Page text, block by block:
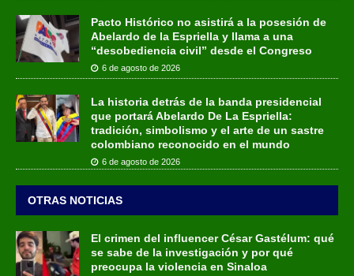
Pacto Histórico no asistirá a la posesión de
Abelardo de la Espriella y llama a una
“desobediencia civil” desde el Congreso
6 de agosto de 2026
La historia detrás de la banda presidencial
que portará Abelardo De La Espriella:
tradición, simbolismo y el arte de un sastre
colombiano reconocido en el mundo
6 de agosto de 2026
OTRAS NOTICIAS
El crimen del influencer César Gastélum: qué
se sabe de la investigación y por qué
preocupa la violencia en Sinaloa